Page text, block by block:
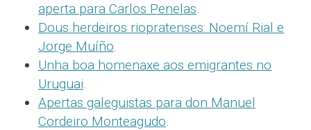
aperta para Carlos Penelas.
Dous herdeiros riopratenses: Noemí Rial e
Jorge Muíño.
Unha boa homenaxe aos emigrantes no
Uruguai.
Apertas galeguistas para don Manuel
Cordeiro Monteagudo.